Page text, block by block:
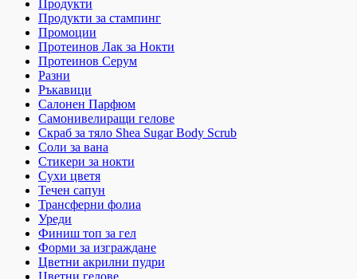
Продукти
Продукти за стампинг
Промоции
Протеинов Лак за Нокти
Протеинов Серум
Разни
Ръкавици
Салонен Парфюм
Самонивелиращи гелове
Скраб за тяло Shea Sugar Body Scrub
Соли за вана
Стикери за нокти
Сухи цветя
Течен сапун
Трансферни фолиа
Уреди
Финиш топ за гел
Форми за изграждане
Цветни акрилни пудри